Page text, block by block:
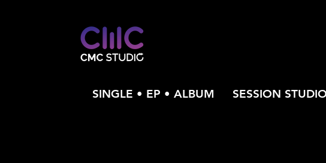
SINGLE • EP • ALBUM SESSION STUDIO